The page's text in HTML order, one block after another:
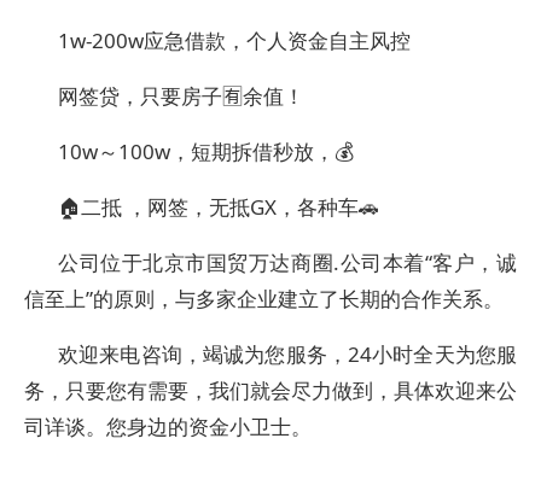
1w-200w应急借款，个人资金自主风控
网签贷，只要房子🈶️余值！
10w～100w，短期拆借秒放，💰
🏠二抵 ，网签，无抵GX，各种车🚗
公司位于北京市国贸万达商圈.公司本着“客户，诚
信至上”的原则，与多家企业建立了长期的合作关系。
欢迎来电咨询，竭诚为您服务，24小时全天为您服
务，只要您有需要，我们就会尽力做到，具体欢迎来公
司详谈。您身边的资金小卫士。